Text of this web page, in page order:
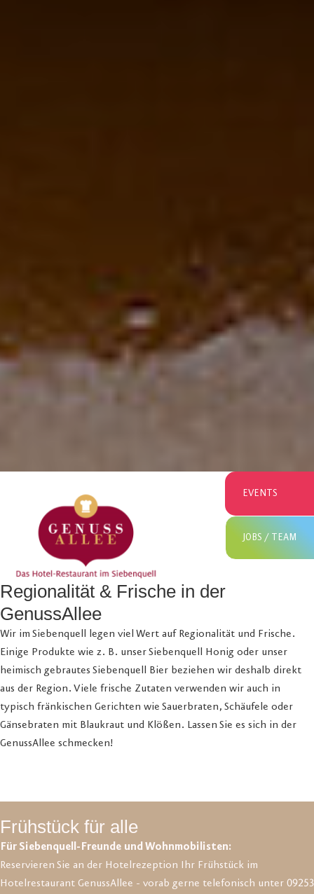
EVENTS
JOBS / TEAM
Regionalität & Frische in der
GenussAllee
Wir im Siebenquell legen viel Wert auf Regionalität und Frische.
Einige Produkte wie z. B. unser Siebenquell Honig oder unser
heimisch gebrautes Siebenquell Bier beziehen wir deshalb direkt
aus der Region. Viele frische Zutaten verwenden wir auch in
typisch fränkischen Gerichten wie Sauerbraten, Schäufele oder
Gänsebraten mit Blaukraut und Klößen. Lassen Sie es sich in der
GenussAllee schmecken!
Frühstück für alle
Für Siebenquell-Freunde und Wohnmobilisten:
Reservieren Sie an der Hotelrezeption Ihr Frühstück im
Hotelrestaurant GenussAllee - vorab gerne telefonisch unter 09253